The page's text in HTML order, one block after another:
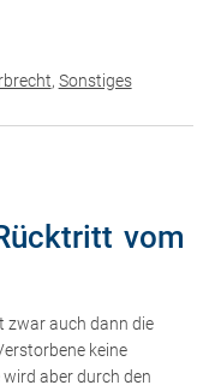
, Sonstiges
vom
zwar auch dann die
keine
aber durch den